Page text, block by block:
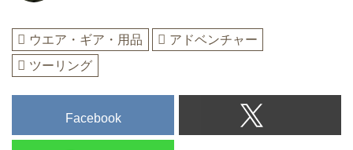
ウエア・ギア・用品
アドベンチャー
ツーリング
Facebook